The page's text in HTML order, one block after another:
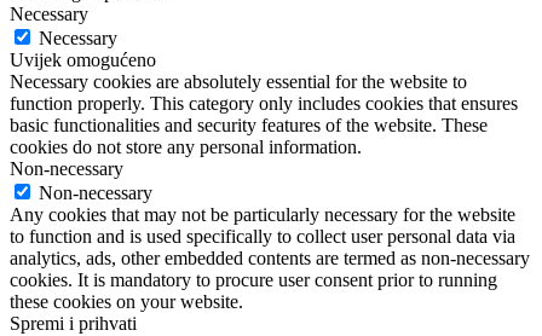
Necessary
Necessary
Uvijek omogućeno
Necessary cookies are absolutely essential for the website to
function properly. This category only includes cookies that ensures
basic functionalities and security features of the website. These
cookies do not store any personal information.
Non-necessary
Non-necessary
Any cookies that may not be particularly necessary for the website
to function and is used specifically to collect user personal data via
analytics, ads, other embedded contents are termed as non-necessary
cookies. It is mandatory to procure user consent prior to running
these cookies on your website.
Spremi i prihvati